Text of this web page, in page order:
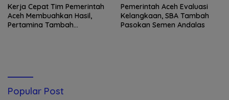
Kerja Cepat Tim Pemerintah
Aceh Membuahkan Hasil,
Pertamina Tambah
Pemerintah Aceh Evaluasi
Kelangkaan, SBA Tambah
Pasokan Semen Andalas
Popular Post